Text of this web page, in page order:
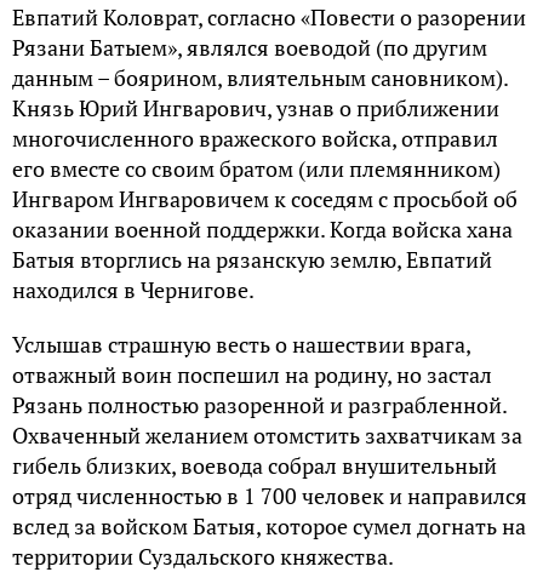
Евпатий Коловрат, согласно «Повести о разорении
Рязани Батыем», являлся воеводой (по другим
данным – боярином, влиятельным сановником).
Князь Юрий Ингварович, узнав о приближении
многочисленного вражеского войска, отправил
его вместе со своим братом (или племянником)
Ингваром Ингваровичем к соседям с просьбой об
оказании военной поддержки. Когда войска хана
Батыя вторглись на рязанскую землю, Евпатий
находился в Чернигове.
Услышав страшную весть о нашествии врага,
отважный воин поспешил на родину, но застал
Рязань полностью разоренной и разграбленной.
Охваченный желанием отомстить захватчикам за
гибель близких, воевода собрал внушительный
отряд численностью в 1 700 человек и направился
вслед за войском Батыя, которое сумел догнать на
территории Суздальского княжества.